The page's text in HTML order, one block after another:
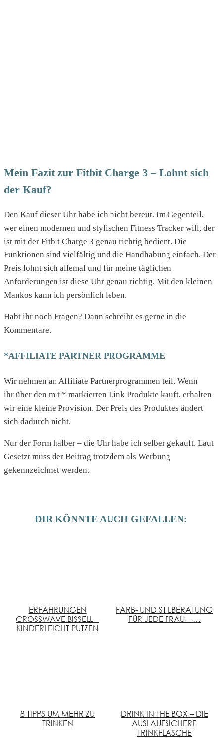
Mein Fazit zur Fitbit Charge 3 – Lohnt sich
der Kauf?
Den Kauf dieser Uhr habe ich nicht bereut. Im Gegenteil,
wer einen modernen und stylischen Fitness Tracker will, der
ist mit der Fitbit Charge 3 genau richtig bedient. Die
Funktionen sind vielfältig und die Handhabung einfach. Der
Preis lohnt sich allemal und für meine täglichen
Anforderungen ist diese Uhr genau richtig. Mit den kleinen
Mankos kann ich persönlich leben.
Habt ihr noch Fragen? Dann schreibt es gerne in die
Kommentare.
*AFFILIATE PARTNER PROGRAMME
Wir nehmen an Affiliate Partnerprogrammen teil. Wenn
ihr über den mit * markierten Link Produkte kauft, erhalten
wir eine kleine Provision. Der Preis des Produktes ändert
sich dadurch nicht.
Nur der Form halber – die Uhr habe ich selber gekauft. Laut
Gesetzt muss der Beitrag trotzdem als Werbung
gekennzeichnet werden.
DIR KÖNNTE AUCH GEFALLEN:
ERFAHRUNGEN
CROSSWAVE BISSELL –
KINDERLEICHT PUTZEN
FARB- UND STILBERATUNG
FÜR JEDE FRAU – …
8 TIPPS UM MEHR ZU
TRINKEN
DRINK IN THE BOX – DIE
AUSLAUFSICHERE
TRINKFLASCHE